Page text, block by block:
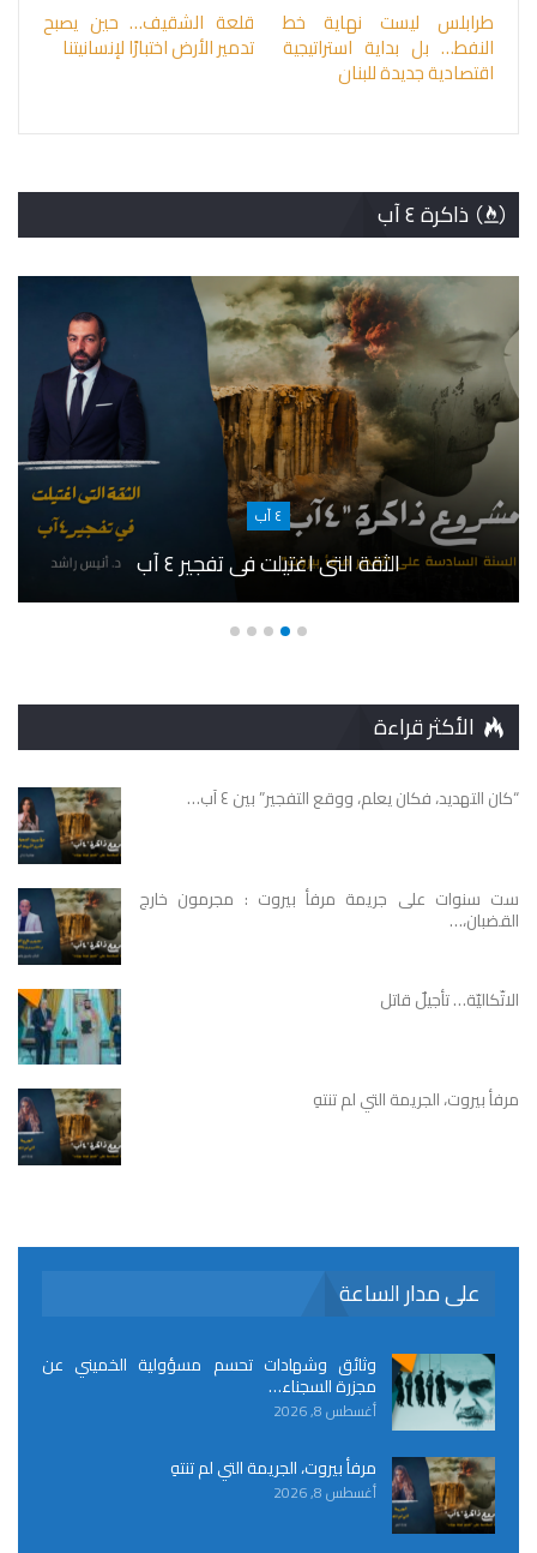
طرابلس ليست نهاية خط
النفط… بل بداية استراتيجية
اقتصادية جديدة للبنان
قلعة الشقيف… حين يصبح
تدمير الأرض اختبارًا لإنسانيتنا
ذاكرة ٤ آب
٤ آب
الثقة التى اغتيلت في تفجير ٤ آب
الأكثر قراءة
“كان التهديد، فكان يعلم، ووقع التفجير” بين ٤ آب…
ست سنوات على جريمة مرفأ بيروت : مجرمون خارج
القضبان،…
الاتّكاليّة… تأجيلٌ قاتل
مرفأ بيروت، الجريمة التي لم تنتهِ
على مدار الساعة
وثائق وشهادات تحسم مسؤولية الخميني عن
مجزرة السجناء…
أغسطس 8, 2026
مرفأ بيروت، الجريمة التي لم تنتهِ
أغسطس 8, 2026